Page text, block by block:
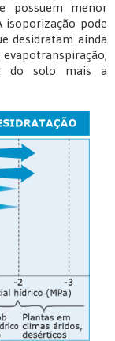
possuem menor
isoporização pode
desidratam ainda
do solo mais a